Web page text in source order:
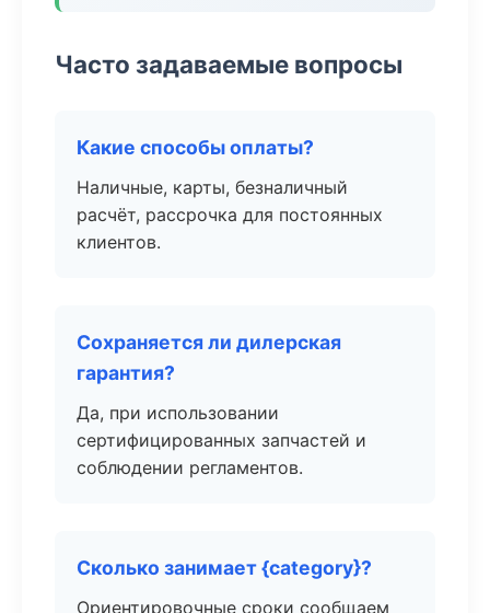
Часто задаваемые вопросы
Какие способы оплаты?
Наличные, карты, безналичный
расчёт, рассрочка для постоянных
клиентов.
Сохраняется ли дилерская
гарантия?
Да, при использовании
сертифицированных запчастей и
соблюдении регламентов.
Сколько занимает {category}?
Ориентировочные сроки сообщаем